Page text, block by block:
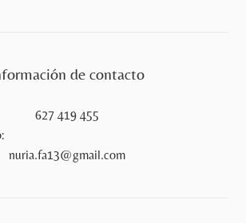
de contacto
627 419 455
nuria.fa13@gmail.com